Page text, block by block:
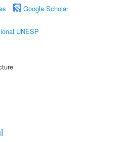
Google Scholar
UNESP